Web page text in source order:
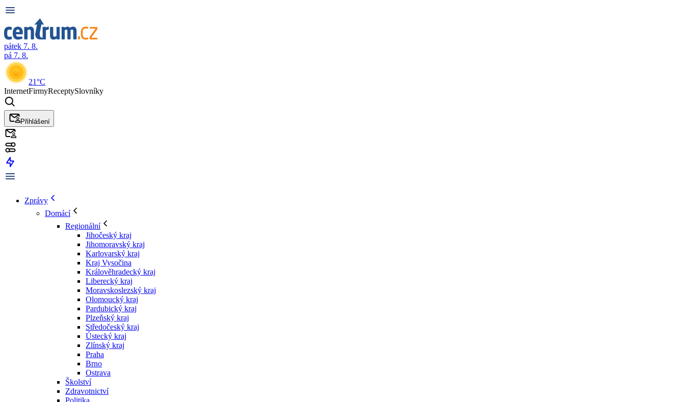
pátek 7. 8.
pá 7. 8.
21°C
InternetFirmyReceptySlovníky
Přihlášení
Zprávy
Domácí
Regionální
Jihočeský kraj
Jihomoravský kraj
Karlovarský kraj
Kraj Vysočina
Králověhradecký kraj
Liberecký kraj
Moravskoslezský kraj
Olomoucký kraj
Pardubický kraj
Plzeňský kraj
Středočeský kraj
Ústecký kraj
Zlínský kraj
Praha
Brno
Ostrava
Školství
Zdravotnictví
Politika